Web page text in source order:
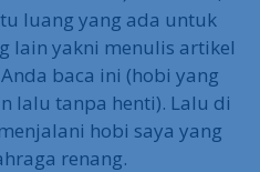
luang yang ada untuk
lain yakni menulis artikel
baca ini (hobi yang
lalu tanpa henti). Lalu di
hobi saya yang
renang.